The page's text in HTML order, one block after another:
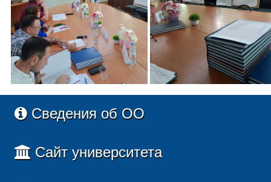
Сведения об ОО
Сайт университета